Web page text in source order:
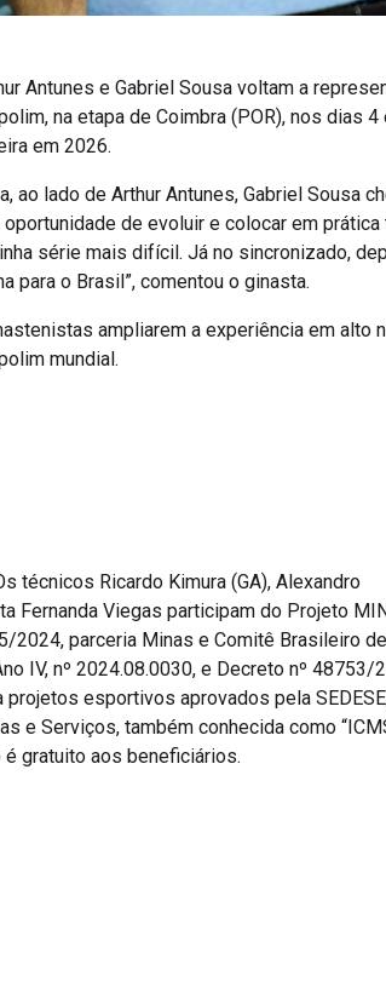
Antunes e Gabriel Sousa voltam a
na etapa de Coimbra (POR), nos dias 4
em 2026.
ao lado de Arthur Antunes, Gabriel Sousa
de evoluir e colocar em prática
série mais difícil. Já no sincronizado,
para o Brasil”, comentou o ginasta.
ampliarem a experiência em alto
mundial.
técnicos Ricardo Kimura (GA), Alexandro
Fernanda Viegas participam do Projeto
2024, parceria Minas e Comitê Brasileiro de
IV, nº 2024.08.0030, e Decreto nº 48753/
esportivos aprovados pela SEDESE,
e Serviços, também conhecida como
gratuito aos beneficiários.